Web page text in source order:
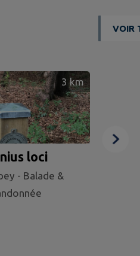
VOIR
3 km
loci
- Balade &